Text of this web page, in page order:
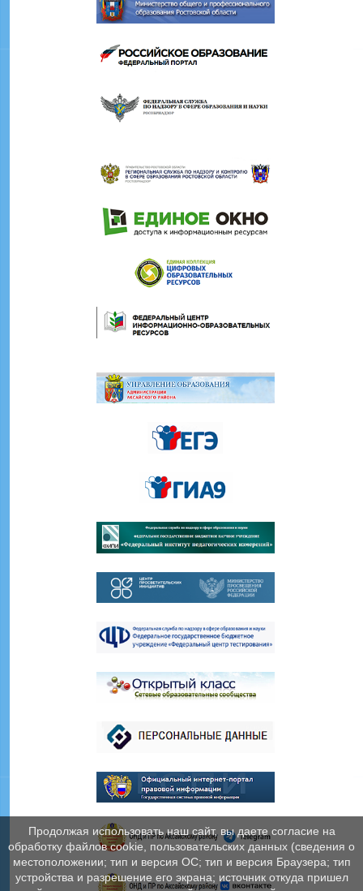
Продолжая использовать наш сайт, вы даете согласие на
обработку файлов cookie, пользовательских данных (сведения о
местоположении; тип и версия ОС; тип и версия Браузера; тип
устройства и разрешение его экрана; источник откуда пришел